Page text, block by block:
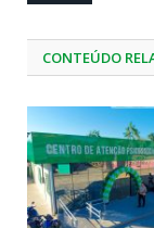
CONTEÚDO